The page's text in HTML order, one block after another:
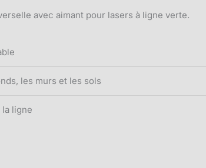
avec aimant pour lasers à ligne verte.
les murs et les sols
ligne